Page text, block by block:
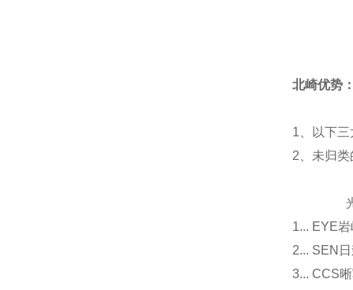
北崎优势
1、以下
2、未归
光源
1... EYE
2... SEN
3... CCS